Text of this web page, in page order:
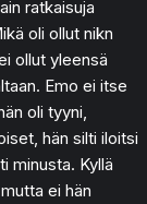
ratkaisuja
oli ollut nikn
ollut yleensä
Emo ei itse
oli tyyni,
hän silti iloitsi
minusta. Kyllä
ei hän